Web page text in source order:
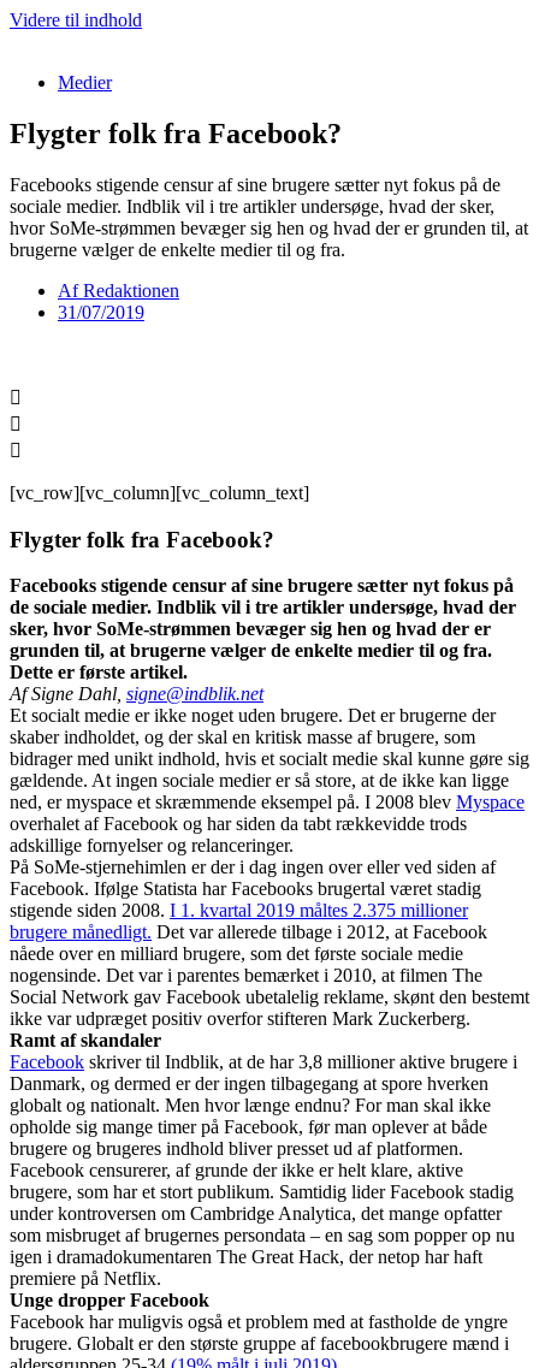
Videre til indhold
Medier
Flygter folk fra Facebook?
Facebooks stigende censur af sine brugere sætter nyt fokus på de
sociale medier. Indblik vil i tre artikler undersøge, hvad der sker,
hvor SoMe-strømmen bevæger sig hen og hvad der er grunden til, at
brugerne vælger de enkelte medier til og fra.
AfRedaktionen
31/07/2019
[vc_row][vc_column][vc_column_text]
Flygter folk fra Facebook?
Facebooks stigende censur af sine brugere sætter nyt fokus på
de sociale medier. Indblik vil i tre artikler undersøge, hvad der
sker, hvor SoMe-strømmen bevæger sig hen og hvad der er
grunden til, at brugerne vælger de enkelte medier til og fra.
Dette er første artikel.
Af Signe Dahl, signe@indblik.net
Et socialt medie er ikke noget uden brugere. Det er brugerne der
skaber indholdet, og der skal en kritisk masse af brugere, som
bidrager med unikt indhold, hvis et socialt medie skal kunne gøre sig
gældende. At ingen sociale medier er så store, at de ikke kan ligge
ned, er myspace et skræmmende eksempel på. I 2008 blev Myspace
overhalet af Facebook og har siden da tabt rækkevidde trods
adskillige fornyelser og relanceringer.
På SoMe-stjernehimlen er der i dag ingen over eller ved siden af
Facebook. Ifølge Statista har Facebooks brugertal været stadig
stigende siden 2008. I 1. kvartal 2019 måltes 2.375 millioner
brugere månedligt. Det var allerede tilbage i 2012, at Facebook
nåede over en milliard brugere, som det første sociale medie
nogensinde. Det var i parentes bemærket i 2010, at filmen The
Social Network gav Facebook ubetalelig reklame, skønt den bestemt
ikke var udpræget positiv overfor stifteren Mark Zuckerberg.
Ramt af skandaler
Facebook skriver til Indblik, at de har 3,8 millioner aktive brugere i
Danmark, og dermed er der ingen tilbagegang at spore hverken
globalt og nationalt. Men hvor længe endnu? For man skal ikke
opholde sig mange timer på Facebook, før man oplever at både
brugere og brugeres indhold bliver presset ud af platformen.
Facebook censurerer, af grunde der ikke er helt klare, aktive
brugere, som har et stort publikum. Samtidig lider Facebook stadig
under kontroversen om Cambridge Analytica, det mange opfatter
som misbruget af brugernes persondata – en sag som popper op nu
igen i dramadokumentaren The Great Hack, der netop har haft
premiere på Netflix.
Unge dropper Facebook
Facebook har muligvis også et problem med at fastholde de yngre
brugere. Globalt er den største gruppe af facebookbrugere mænd i